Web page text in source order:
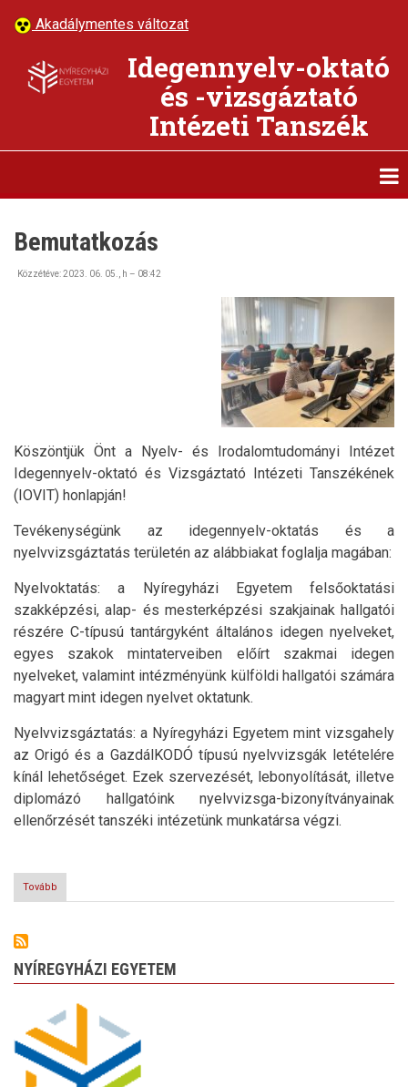
Akadálymentes változat
Idegennyelv-oktató
és -vizsgáztató
Intézeti Tanszék
Bemutatkozás
Közzétéve:2023. 06. 05., h – 08:42
Köszöntjük Önt a Nyelv- és Irodalomtudományi Intézet
Idegennyelv-oktató és Vizsgáztató Intézeti Tanszékének
(IOVIT) honlapján!
Tevékenységünk az idegennyelv-oktatás és a
nyelvvizsgáztatás területén az alábbiakat foglalja magában:
Nyelvoktatás: a Nyíregyházi Egyetem felsőoktatási
szakképzési, alap- és mesterképzési szakjainak hallgatói
részére C-típusú tantárgyként általános idegen nyelveket,
egyes szakok mintaterveiben előírt szakmai idegen
nyelveket, valamint intézményünk külföldi hallgatói számára
magyart mint idegen nyelvet oktatunk.
Nyelvvizsgáztatás: a Nyíregyházi Egyetem mint vizsgahely
az Origó és a GazdálKODÓ típusú nyelvvizsgák letételére
kínál lehetőséget. Ezek szervezését, lebonyolítását, illetve
diplomázó hallgatóink nyelvvizsga-bizonyítványainak
ellenőrzését tanszéki intézetünk munkatársa végzi.
Tovább
NYÍREGYHÁZI EGYETEM